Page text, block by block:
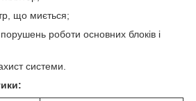
що миється;
роботи основних блоків і
системи.